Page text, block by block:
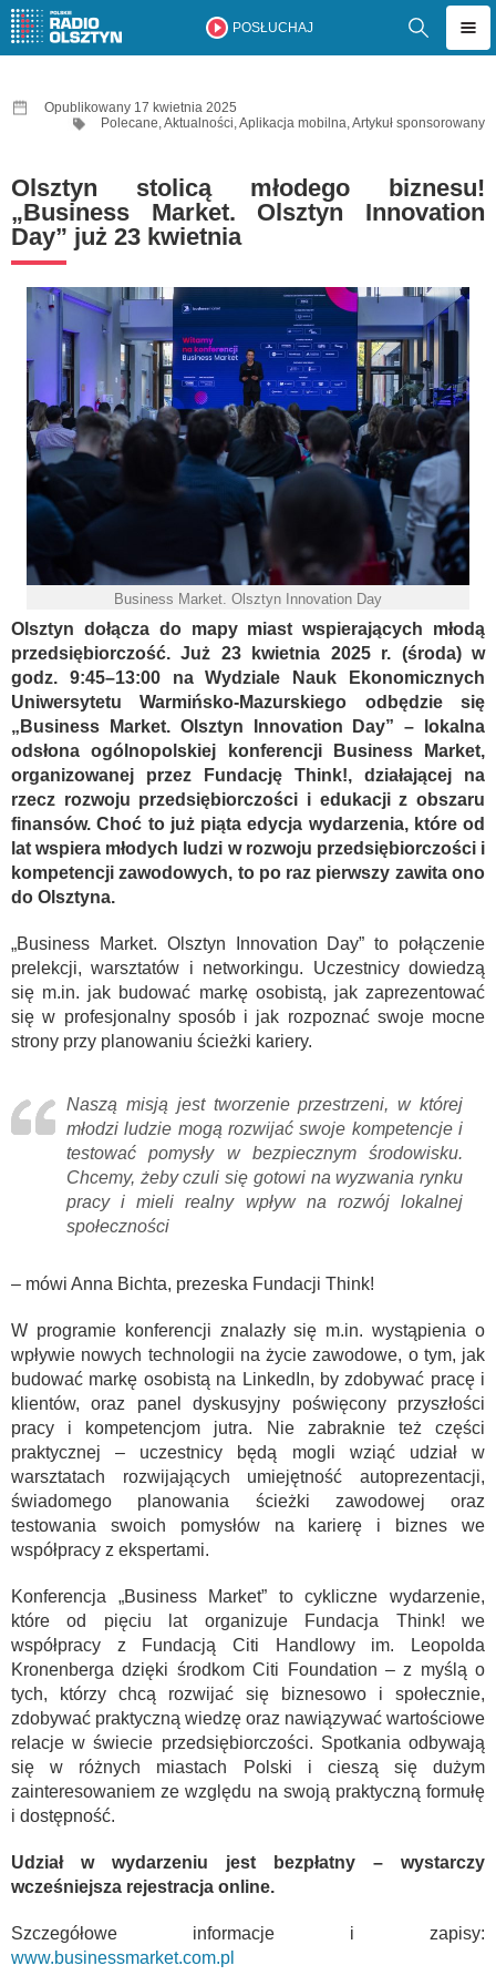
POSŁUCHAJ
Opublikowany 17 kwietnia 2025
Polecane,Aktualności,Aplikacja mobilna,Artykuł sponsorowany
Olsztyn stolicą młodego biznesu!
„Business Market. Olsztyn Innovation
Day” już 23 kwietnia
Business Market. Olsztyn Innovation Day
Olsztyn dołącza do mapy miast wspierających młodą
przedsiębiorczość. Już 23 kwietnia 2025 r. (środa) w
godz. 9:45–13:00 na Wydziale Nauk Ekonomicznych
Uniwersytetu Warmińsko-Mazurskiego odbędzie się
„Business Market. Olsztyn Innovation Day” – lokalna
odsłona ogólnopolskiej konferencji Business Market,
organizowanej przez Fundację Think!, działającej na
rzecz rozwoju przedsiębiorczości i edukacji z obszaru
finansów. Choć to już piąta edycja wydarzenia, które od
lat wspiera młodych ludzi w rozwoju przedsiębiorczości i
kompetencji zawodowych, to po raz pierwszy zawita ono
do Olsztyna.
„Business Market. Olsztyn Innovation Day” to połączenie
prelekcji, warsztatów i networkingu. Uczestnicy dowiedzą
się m.in. jak budować markę osobistą, jak zaprezentować
się w profesjonalny sposób i jak rozpoznać swoje mocne
strony przy planowaniu ścieżki kariery.
Naszą misją jest tworzenie przestrzeni, w której
młodzi ludzie mogą rozwijać swoje kompetencje i
testować pomysły w bezpiecznym środowisku.
Chcemy, żeby czuli się gotowi na wyzwania rynku
pracy i mieli realny wpływ na rozwój lokalnej
społeczności
– mówi Anna Bichta, prezeska Fundacji Think!
W programie konferencji znalazły się m.in. wystąpienia o
wpływie nowych technologii na życie zawodowe, o tym, jak
budować markę osobistą na LinkedIn, by zdobywać pracę i
klientów, oraz panel dyskusyjny poświęcony przyszłości
pracy i kompetencjom jutra. Nie zabraknie też części
praktycznej – uczestnicy będą mogli wziąć udział w
warsztatach rozwijających umiejętność autoprezentacji,
świadomego planowania ścieżki zawodowej oraz
testowania swoich pomysłów na karierę i biznes we
współpracy z ekspertami.
Konferencja „Business Market” to cykliczne wydarzenie,
które od pięciu lat organizuje Fundacja Think! we
współpracy z Fundacją Citi Handlowy im. Leopolda
Kronenberga dzięki środkom Citi Foundation – z myślą o
tych, którzy chcą rozwijać się biznesowo i społecznie,
zdobywać praktyczną wiedzę oraz nawiązywać wartościowe
relacje w świecie przedsiębiorczości. Spotkania odbywają
się w różnych miastach Polski i cieszą się dużym
zainteresowaniem ze względu na swoją praktyczną formułę
i dostępność.
Udział w wydarzeniu jest bezpłatny – wystarczy
wcześniejsza rejestracja online.
Szczegółowe informacje i zapisy:
www.businessmarket.com.pl